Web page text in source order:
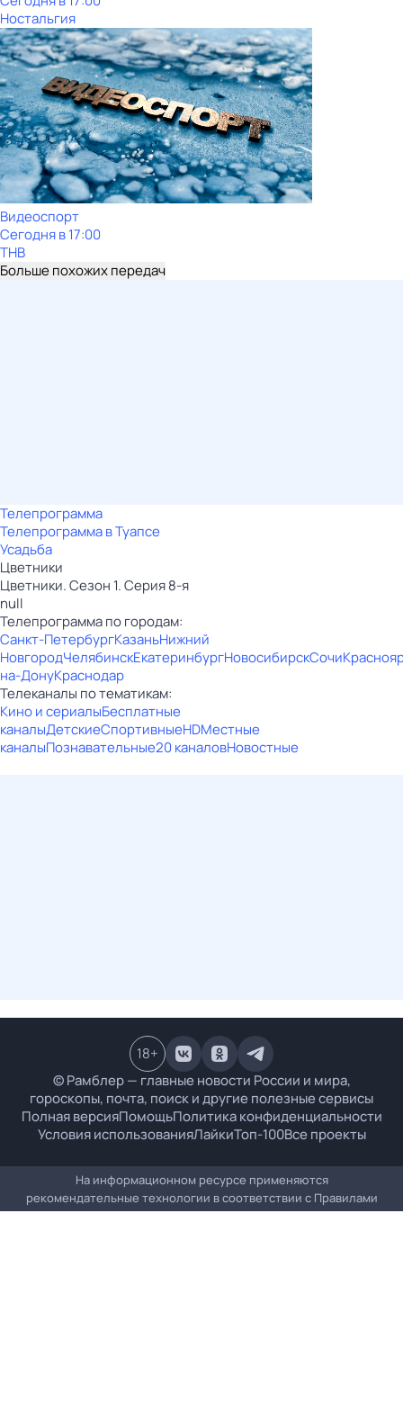
Ностальгия
Видеоспорт
Сегодня в 17:00
ТНВ
Больше похожих передач
Телепрограмма
Телепрограмма в Туапсе
Усадьба
Цветники
Цветники. Сезон 1. Серия 8-я
null
Телепрограмма по городам:
Санкт-ПетербургКазаньНижний
НовгородЧелябинскЕкатеринбургНовосибирскСочи
на-ДонуКраснодар
Телеканалы по тематикам:
Кино и сериалыБесплатные
каналыДетскиеСпортивныеHDМестные
каналыПознавательные20 каналовНовостные
© Рамблер — главные новости России и мира,
гороскопы, почта, поиск и другие полезные сервисы
Полная версияПомощьПолитика конфиденциальности
Условия использованияЛайкиТоп-100Все проекты
18+
На информационном ресурсе применяются
рекомендательные технологии в соответствии с Правилами